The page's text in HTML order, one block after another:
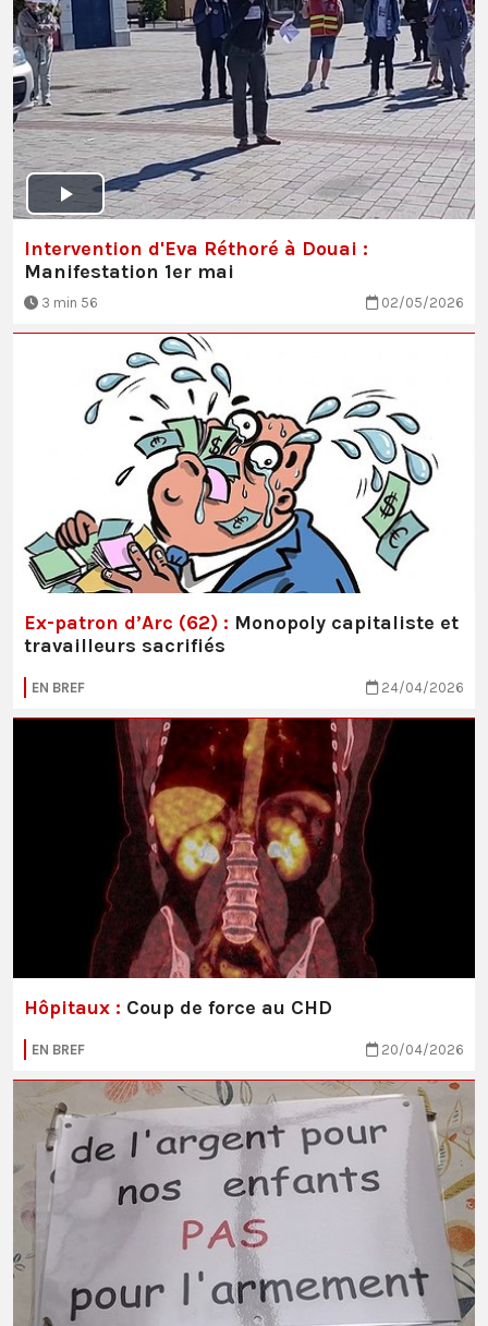
Intervention d'Eva Réthoré à Douai :
Manifestation 1er mai
3 min 56 02/05/2026
Ex-patron d’Arc (62) : Monopoly capitaliste et
travailleurs sacrifiés
EN BREF 24/04/2026
Hôpitaux : Coup de force au CHD
EN BREF 20/04/2026